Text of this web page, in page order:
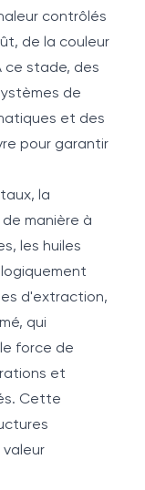
contrôlés
de la couleur
ce stade, des
de
et des
pour garantir
la
manière à
les huiles
d'extraction,
qui
force de
et
Cette